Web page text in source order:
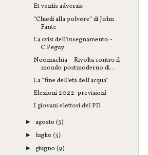
Et ventis adversis
"Chiedi alla polvere" di John
Fante
La crisi dell'insegnamento -
C.Peguy
Noomachìa – Rivolta contro il
mondo postmoderno di...
La "fine dell'età dell'acqua"
Elezioni 2022: previsioni
I giovani elettori del PD
►agosto(3)
►luglio(3)
►giugno(9)